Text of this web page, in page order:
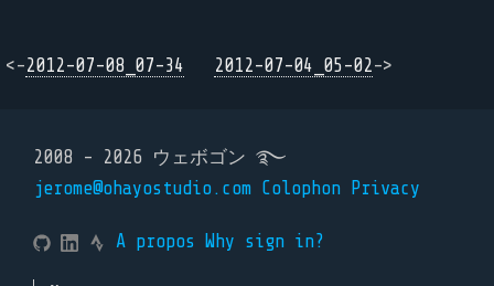
<-2012-07-08_07-34 2012-07-04_05-02->
2008 - 2026 ウェボゴン ࿐
jerome@ohayostudio.com Colophon Privacy
A propos Why sign in?